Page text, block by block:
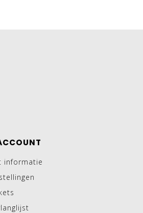
informatie